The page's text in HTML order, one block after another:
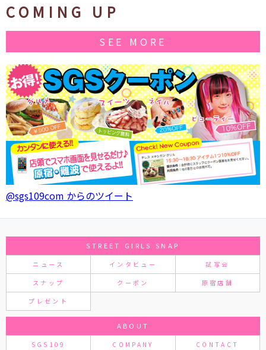
COMING UP
SEE MORE
@sgs109com からのツイート
STREET GIRLS SNAP
ニュース インタビュー 試写会
スナップ クーポン 原宿店舗
プレゼント
ABOUT
SGS109 COMPANY CONTACT